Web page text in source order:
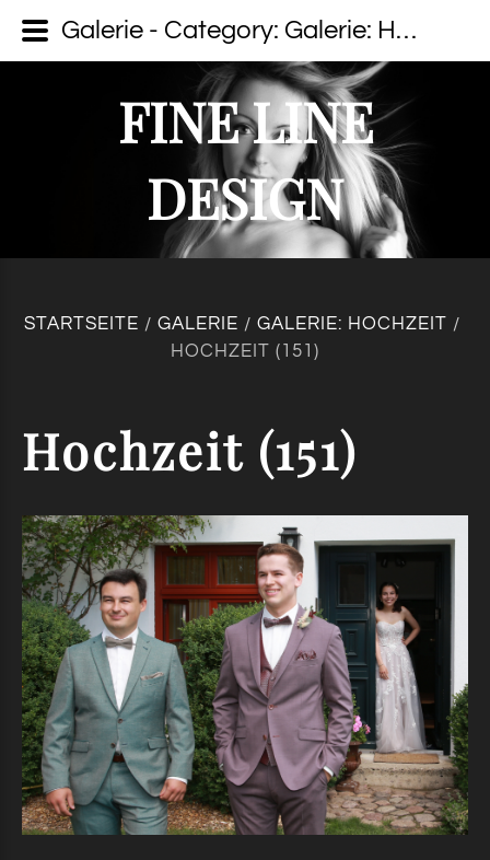
FINE LINE
DESIGN
STARTSEITE / GALERIE / GALERIE: HOCHZEIT /
HOCHZEIT (151)
Hochzeit (151)
Galerie - Category: Galerie: Hochzeit - Image: Hochzeit (151) - fine line design - Dein Fotograf auf Usedom